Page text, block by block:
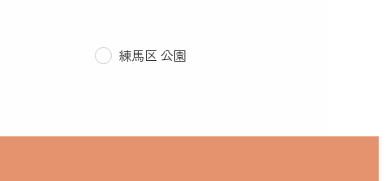
練馬区 公園